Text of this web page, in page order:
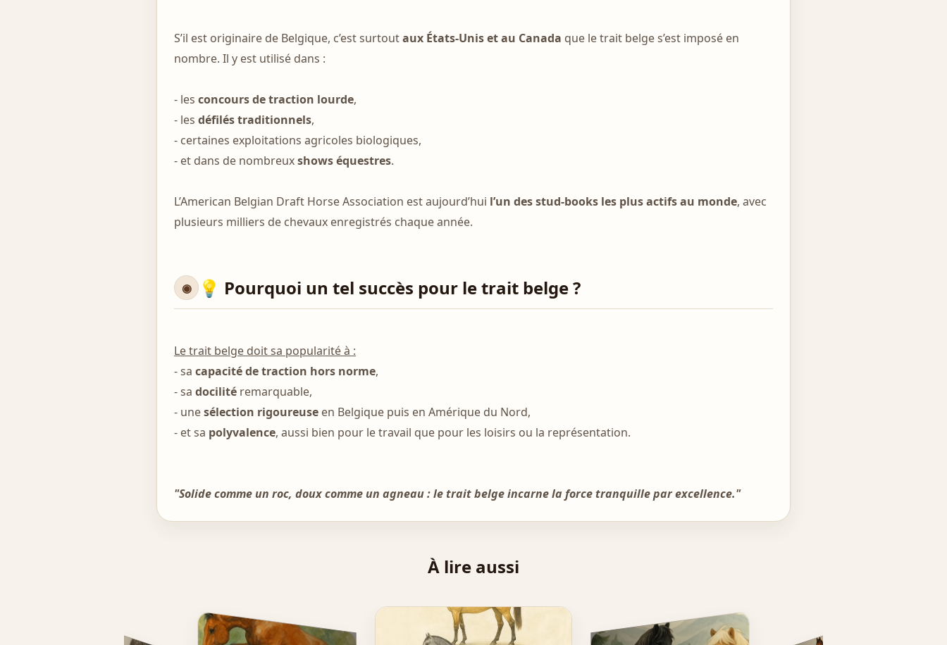
S’il est originaire de Belgique, c’est surtoutaux États-Unis et au Canada que le trait belge s’est imposé en
nombre. Il y est utilisé dans :
- les concours de traction lourde,
- les défilés traditionnels,
- certaines exploitations agricoles biologiques,
- et dans de nombreuxshows équestres.
L’American Belgian Draft Horse Association est aujourd’hui l’un des stud-books les plus actifs au monde, avec
plusieurs milliers de chevaux enregistrés chaque année.
💡 Pourquoi un tel succès pour le trait belge ?
Le trait belge doit sa popularité à :
- sa capacité de traction hors norme,
- sa docilité remarquable,
- unesélection rigoureuse en Belgique puis en Amérique du Nord,
- et sa polyvalence, aussi bien pour le travail que pour les loisirs ou la représentation.
"Solide comme un roc, doux comme un agneau : le trait belge incarne la force tranquille par excellence."
À lire aussi